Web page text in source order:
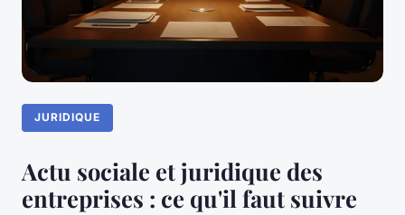
JURIDIQUE
Actu sociale et juridique des
entreprises : ce qu'il faut suivre